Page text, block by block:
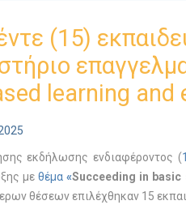
(15)
learning and
εκδήλωσης ενδιαφέροντος (
μεθέμα «Succeeding in
θέσεων επιλέχθηκαν 15